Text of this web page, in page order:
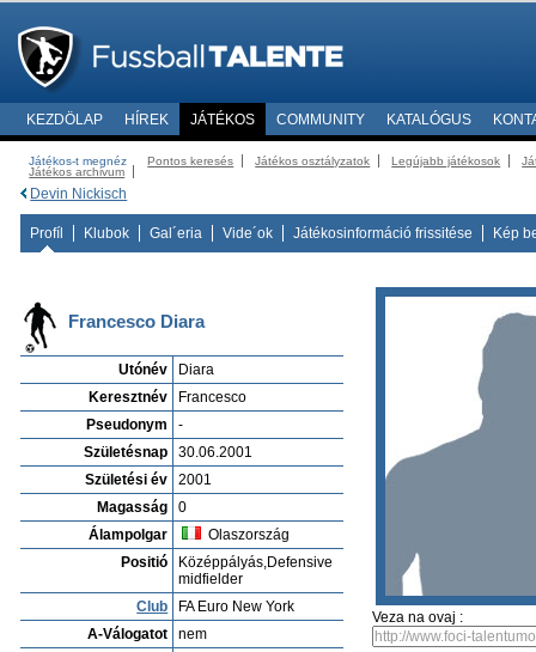
KEZDÖLAP HÍREK JÁTÉKOS COMMUNITY KATALÓGUS
Játékos-t megnéz Pontos keresés Játékos osztályzatok Legújabb játékosok
Játékos archivum
Devin Nickisch
Profíl Klubok Gal´eria Vide´ok Játékosinformáció frissitése Kép
Francesco Diara
Utónév
Diara
Keresztnév
Francesco
Pseudonym
-
Születésnap
30.06.2001
Születési év
2001
Magasság
0
Álampolgar
Olaszország
Positió
Középpályás,Defensive
midfielder
Club
FA Euro New York
A-Válogatot
nem
Veza na ovaj :